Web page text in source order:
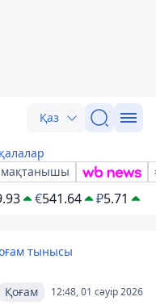
Қаз
мақтанышы
€541.64 ₽5.71
тынысы
12:48, 01 сәуір 2026
Қоғам